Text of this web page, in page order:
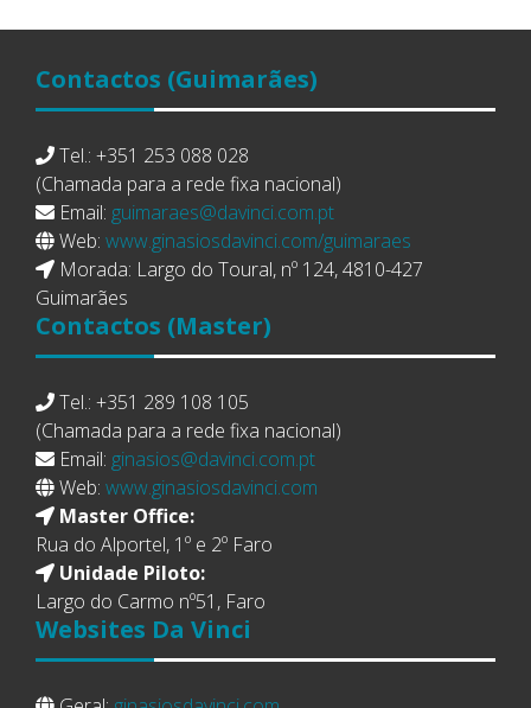
Contactos (Guimarães)
Tel.: +351 253 088 028
(Chamada para a rede fixa nacional)
Email: guimaraes@davinci.com.pt
Web: www.ginasiosdavinci.com/guimaraes
Morada: Largo do Toural, nº 124, 4810-427
Guimarães
Contactos (Master)
Tel.: +351 289 108 105
(Chamada para a rede fixa nacional)
Email: ginasios@davinci.com.pt
Web: www.ginasiosdavinci.com
Master Office:
Rua do Alportel, 1º e 2º Faro
Unidade Piloto:
Largo do Carmo nº51, Faro
Websites Da Vinci